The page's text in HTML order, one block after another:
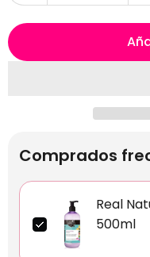
Comprados
Real
500ml